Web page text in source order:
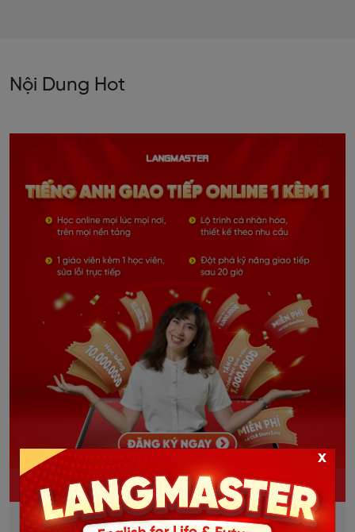
Nội Dung Hot
KHÓA TIẾNG ANH GIAO TIẾP 1 KÈM 1
Học và trao đổi trực tiếp 1 thầy 1 trò.
x